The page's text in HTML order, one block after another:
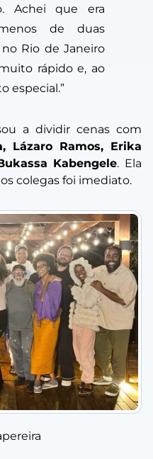
Achei que era
de duas
Rio de Janeiro
rápido e, ao
especial.”
a dividir cenas com
Lázaro Ramos, Erika
Kabengele. Ela
colegas foi imediato.